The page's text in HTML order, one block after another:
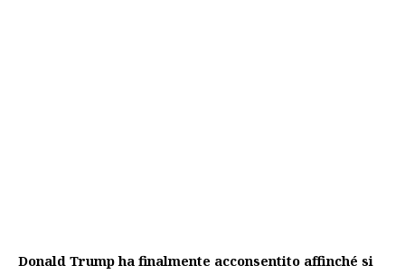
Donald Trump ha finalmente acconsentito affinché si